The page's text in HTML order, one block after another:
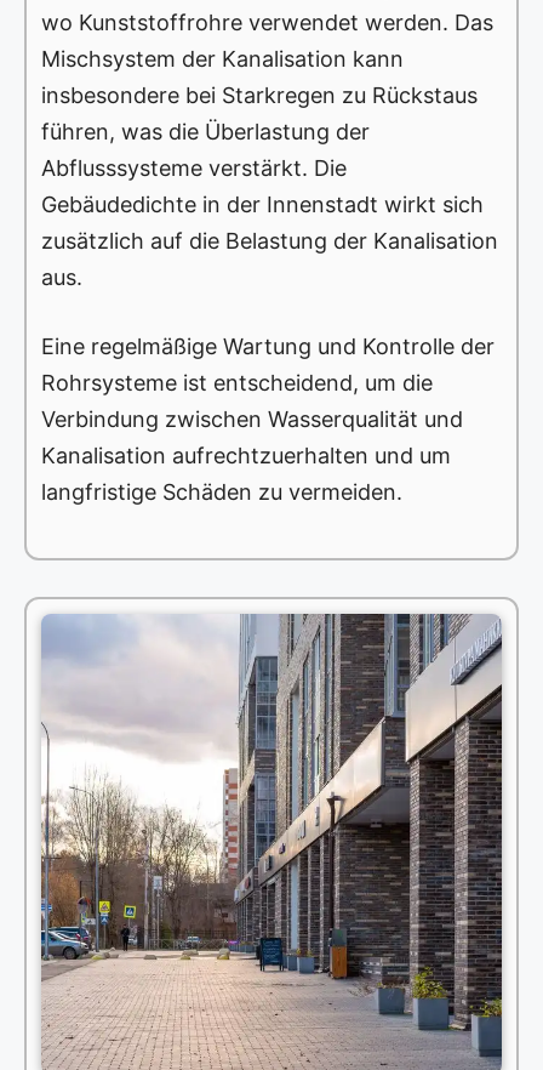
wo Kunststoffrohre verwendet werden. Das
Mischsystem der Kanalisation kann
insbesondere bei Starkregen zu Rückstaus
führen, was die Überlastung der
Abflusssysteme verstärkt. Die
Gebäudedichte in der Innenstadt wirkt sich
zusätzlich auf die Belastung der Kanalisation
aus.
Eine regelmäßige Wartung und Kontrolle der
Rohrsysteme ist entscheidend, um die
Verbindung zwischen Wasserqualität und
Kanalisation aufrechtzuerhalten und um
langfristige Schäden zu vermeiden.